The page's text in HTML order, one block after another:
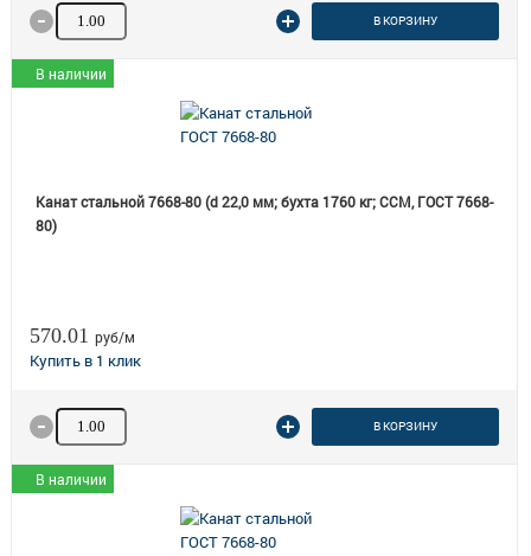
Количество товара В КОРЗИНУ
В наличии
Канат стальной 7668-80 (d 22,0 мм; бухта 1760 кг; ССМ, ГОСТ 7668-
80)
570.01 руб/м
Количество товара В КОРЗИНУ
В наличии